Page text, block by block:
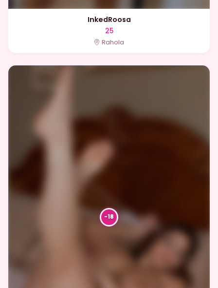
InkedRoosa
25
Rahola